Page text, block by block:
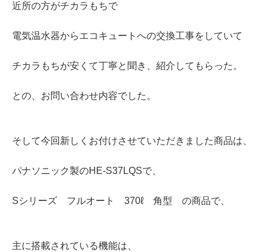
近所の方がチカラもちで
電気温水器からエコキュートへの交換工事をしていて
チカラもちが安くて丁寧と聞き、紹介してもらった。
との、お問い合わせ内容でした。
そして今回新しくお付けさせていただきました商品は、
パナソニック製のHE-S37LQSで、
Sシリーズ フルオート 370ℓ 角型 の商品で、
主に搭載されている機能は、